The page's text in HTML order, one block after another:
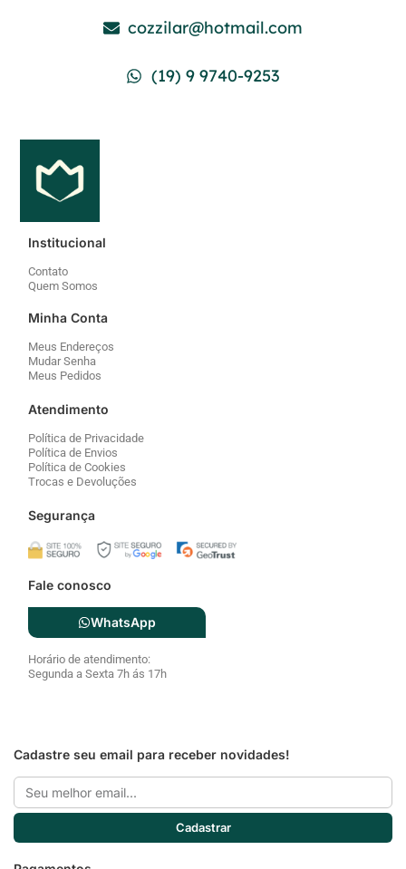
cozzilar@hotmail.com
(19) 9 9740-9253
Institucional
Contato
Quem Somos
Minha Conta
Meus Endereços
Mudar Senha
Meus Pedidos
Atendimento
Política de Privacidade
Política de Envios
Política de Cookies
Trocas e Devoluções
Segurança
Fale conosco
WhatsApp
Horário de atendimento:
Segunda a Sexta 7h ás 17h
Cadastre seu email para receber novidades!
Email
Cadastrar